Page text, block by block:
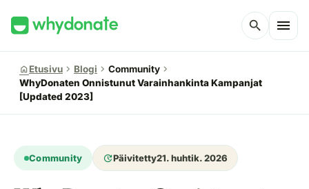
search menu
homeEtusivu chevron_right Blogi chevron_right Community chevron_right
WhyDonaten Onnistunut Varainhankinta Kampanjat
[Updated 2023]
Community updatePäivitetty21. huhtik. 2026